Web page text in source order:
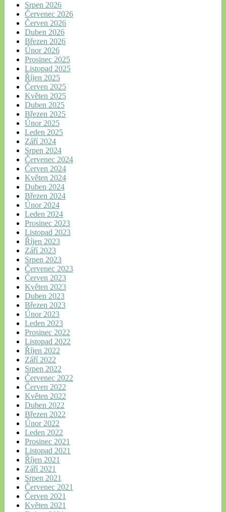
Srpen 2026
Červenec 2026
Červen 2026
Duben 2026
Březen 2026
Únor 2026
Prosinec 2025
Listopad 2025
Říjen 2025
Červen 2025
Květen 2025
Duben 2025
Březen 2025
Únor 2025
Leden 2025
Září 2024
Srpen 2024
Červenec 2024
Červen 2024
Květen 2024
Duben 2024
Březen 2024
Únor 2024
Leden 2024
Prosinec 2023
Listopad 2023
Říjen 2023
Září 2023
Srpen 2023
Červenec 2023
Červen 2023
Květen 2023
Duben 2023
Březen 2023
Únor 2023
Leden 2023
Prosinec 2022
Listopad 2022
Říjen 2022
Září 2022
Srpen 2022
Červenec 2022
Červen 2022
Květen 2022
Duben 2022
Březen 2022
Únor 2022
Leden 2022
Prosinec 2021
Listopad 2021
Říjen 2021
Září 2021
Srpen 2021
Červenec 2021
Červen 2021
Květen 2021